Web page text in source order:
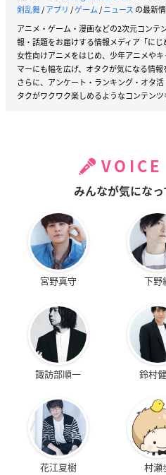
剣乱舞/アプリ /ゲーム/ニュース の最新
アニメ・ゲーム・漫画などの2次元コンテ
報・話題をお届けする情報メディア「にじ
女性向けアニメをはじめ、少年アニメや
マーにも幅を広げ、オタクが気になる情報
さらに、アンケート・ランキング・オタ
タクがワクワク楽しめるようなコンテンツ
VOICE
みんなが気にな
宮野真守 下野
諏訪部順一 鈴村
花江夏樹 村瀬